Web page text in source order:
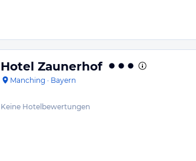
Hotel Zaunerhof
Manching · Bayern
Keine Hotelbewertungen